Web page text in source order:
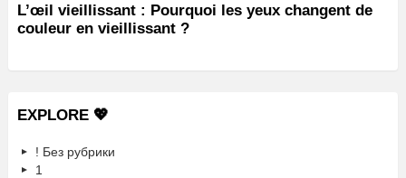
L’œil vieillissant : Pourquoi les yeux changent de
couleur en vieillissant ?
EXPLORE 💖
! Без рубрики
1